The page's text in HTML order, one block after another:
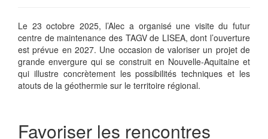
Le 23 octobre 2025, l’Alec a organisé une visite du futur
centre de maintenance des TAGV de LISEA, dont l’ouverture
est prévue en 2027. Une occasion de valoriser un projet de
grande envergure qui se construit en Nouvelle-Aquitaine et
qui illustre concrètement les possibilités techniques et les
atouts de la géothermie sur le territoire régional.
Favoriser les rencontres